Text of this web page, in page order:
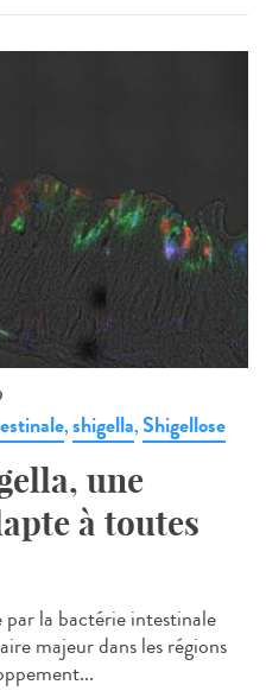
,shigella,Shigellose
une
à toutes
par la bactérie intestinale
majeur dans les régions